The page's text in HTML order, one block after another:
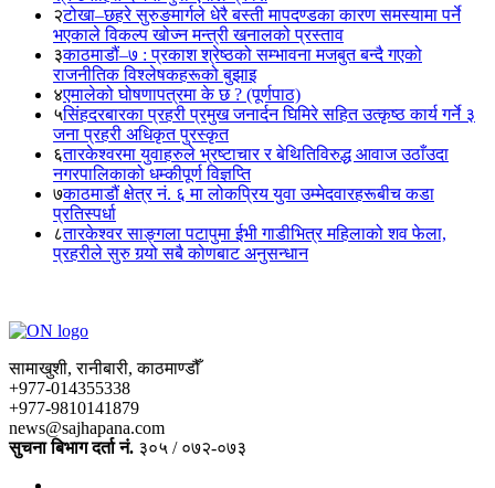
२टोखा–छहरे सुरुङमार्गले धेरै बस्ती मापदण्डका कारण समस्यामा पर्ने
भएकाले विकल्प खोज्न मन्त्री खनालको प्रस्ताव
३काठमाडौं–७ : प्रकाश श्रेष्ठको सम्भावना मजबुत बन्दै गएको
राजनीतिक विश्लेषकहरूको बुझाइ
४एमालेको घोषणापत्रमा के छ ? (पूर्णपाठ)
५सिंहदरबारका प्रहरी प्रमुख जनार्दन घिमिरे सहित उत्कृष्ठ कार्य गर्ने ३
जना प्रहरी अधिकृत पुरस्कृत
६तारकेश्वरमा युवाहरुले भ्रष्टाचार र बेथितिविरुद्ध आवाज उठाँउदा
नगरपालिकाको धम्कीपूर्ण विज्ञप्ति
७काठमाडौं क्षेत्र नं. ६ मा लोकप्रिय युवा उम्मेदवारहरूबीच कडा
प्रतिस्पर्धा
८तारकेश्वर साङ्गला पटापुमा ईभी गाडीभित्र महिलाको शव फेला,
प्रहरीले सुरु गर्‍यो सबै कोणबाट अनुसन्धान
सामाखुशी, रानीबारी, काठमाण्डौँ
+977-014355338
+977-9810141879
news@sajhapana.com
सुचना बिभाग दर्ता नं. ३०५ / ०७२-०७३